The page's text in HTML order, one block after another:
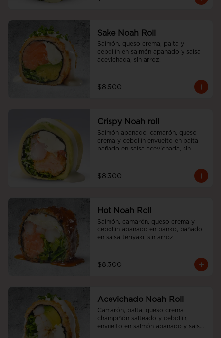
Sake Noah Roll
Salmón, queso crema, palta y
cebollín en salmón apanado y salsa
acevichada, sin arroz.
$8.500
Crispy Noah roll
Salmón apanado, camarón, queso
crema y cebollín envuelto en palta
bañado en salsa acevichada, sin
$8.300
Hot Noah Roll
Salmón, camarón, queso crema y
cebollín apanado en panko, bañado
en salsa teriyaki, sin arroz.
$8.300
Acevichado Noah Roll
Camarón, palta, queso crema,
champiñón salteado y cebollín,
envuelto en salmón apanado y salsa